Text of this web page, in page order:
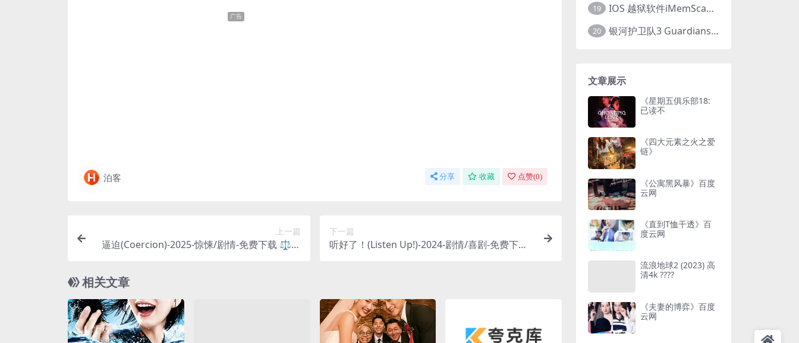
广告
泊客 分享 收藏 点赞(0)
上一篇
逼迫(Coercion)-2025-惊悚/剧情-免费下载 ⚖️一
被迫为一名罪大恶极的犯人进行辩护，陷入道德
下一篇
听好了！(Listen Up!)-2024-剧情/喜剧-免费下载
相关文章
19 IOS 越狱软件iMemScan version1.2.6 游戏内存修改器
20 银河护卫队3 Guardians of the Galaxy Vol. 3 (2023)4K高清资源1080p只分享精品
文章展示
《星期五俱乐部18:
已读不
《四大元素之火之爱
链》
《公寓黑风暴》百度
云网
《直到T恤干透》百
度云网
流浪地球2 (2023) 高
清4k ????
《夫妻的博弈》百度
云网